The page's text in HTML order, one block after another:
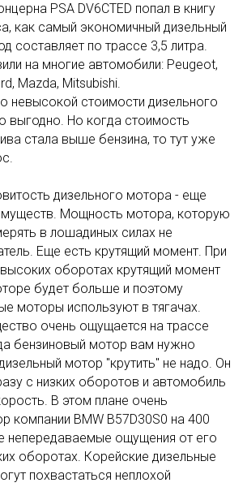
PSA DV6CTED попал в книгу
как самый экономичный дизельный
составляет по трассе 3,5 литра.
на многие автомобили: Peugeot,
Mazda, Mitsubishi.
невысокой стоимости дизельного
выгодно. Но когда стоимость
стала выше бензина, то тут уже
дизельного мотора - еще
Мощность мотора, которую
в лошадиных силах не
Еще есть крутящий момент. При
оборотах крутящий момент
будет больше и поэтому
моторы используют в тягачах.
очень ощущается на трассе
бензиновый мотор вам нужно
мотор "крутить" не надо. Он
с низких оборотов и автомобиль
В этом плане очень
компании BMW B57D30S0 на 400
непередаваемые ощущения от его
оборотах. Корейские дизельные
похвастаться неплохой